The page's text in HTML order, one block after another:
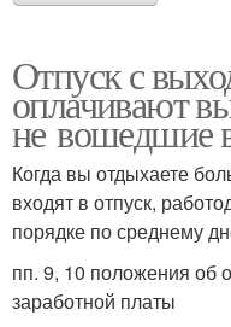
Отпуск с
оплачивают
не вошедшие
Когда вы отдыхаете
входят в отпуск,
порядке по среднему
пп. 9, 10 положения об
заработной платы